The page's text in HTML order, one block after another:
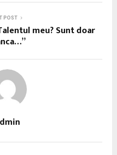
POST
meu? Sunt doar